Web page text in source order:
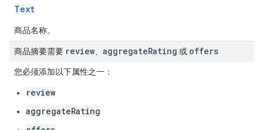
Text
商品名称。
商品摘要需要 review、 aggregateRating 或 offers
您必须添加以下属性之一：
review
aggregateRating